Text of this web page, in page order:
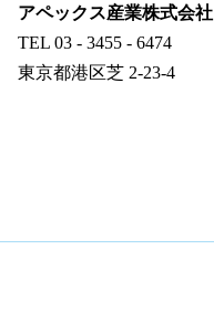
アペックス産業株式会社
TEL 03 - 3455 - 6474
東京都港区芝 2-23-4